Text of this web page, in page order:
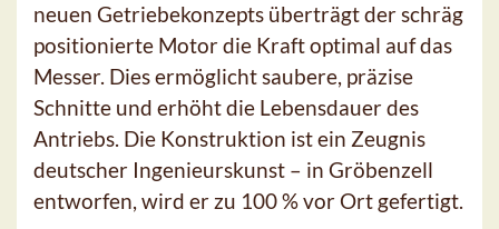
neuen Getriebekonzepts überträgt der schräg
positionierte Motor die Kraft optimal auf das
Messer. Dies ermöglicht saubere, präzise
Schnitte und erhöht die Lebensdauer des
Antriebs. Die Konstruktion ist ein Zeugnis
deutscher Ingenieurskunst – in Gröbenzell
entworfen, wird er zu 100 % vor Ort gefertigt.